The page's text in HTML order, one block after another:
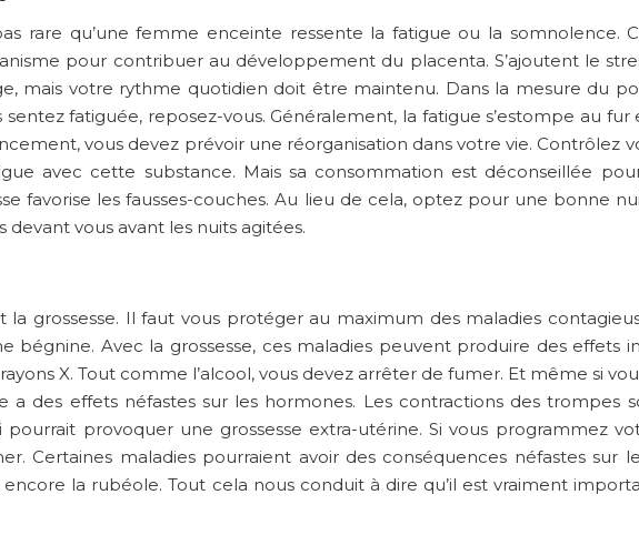
rare qu’une femme enceinte ressente la fatigue ou la somnolence.
pour contribuer au développement du placenta. S’ajoutent le
mais votre rythme quotidien doit être maintenu. Dans la mesure du
fatiguée, reposez-vous. Généralement, la fatigue s’estompe au
vous devez prévoir une réorganisation dans votre vie. Contrôlez
avec cette substance. Mais sa consommation est déconseillée
favorise les fausses-couches. Au lieu de cela, optez pour une bonne
vous avant les nuits agitées.
grossesse. Il faut vous protéger au maximum des maladies
bégnine. Avec la grossesse, ces maladies peuvent produire des effets
X. Tout comme l’alcool, vous devez arrêter de fumer. Et même si
des effets néfastes sur les hormones. Les contractions des trompes
provoquer une grossesse extra-utérine. Si vous programmez
Certaines maladies pourraient avoir des conséquences néfastes sur
encore la rubéole. Tout cela nous conduit à dire qu’il est vraiment